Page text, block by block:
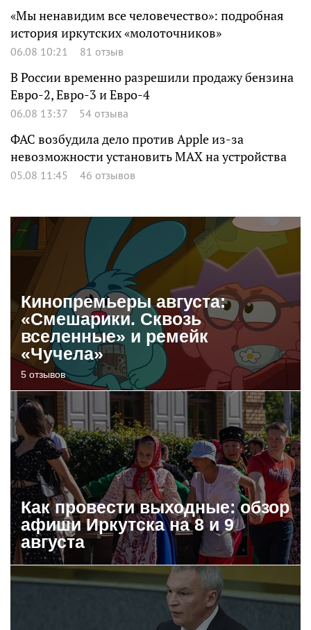
«Мы ненавидим все человечество»: подробная
история иркутских «молоточников»
06.08 10:21 81 отзыв
В России временно разрешили продажу бензина
Евро-2, Евро-3 и Евро-4
06.08 13:37 54 отзыва
ФАС возбудила дело против Apple из-за
невозможности установить MAX на устройства
05.08 11:45 46 отзывов
Кинопремьеры августа:
«Смешарики. Сквозь
вселенные» и ремейк
«Чучела»
5 отзывов
Как провести выходные: обзор
афиши Иркутска на 8 и 9
августа